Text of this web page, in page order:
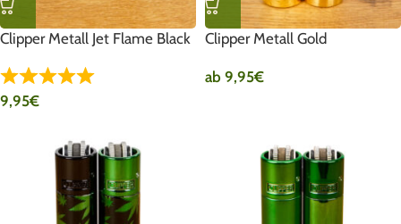
Clipper Metall Jet Flame Black
9,95€
Clipper Metall Gold
ab 9,95€